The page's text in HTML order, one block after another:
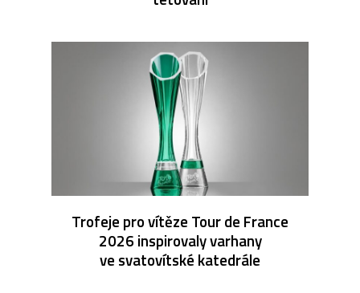
Trofeje pro vítěze Tour de France
2026 inspirovaly varhany
ve svatovítské katedrále